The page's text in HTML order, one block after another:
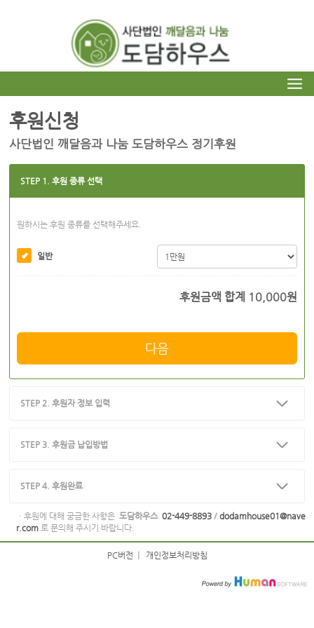
후원신청
사단법인 깨달음과 나눔 도담하우스 정기후원
STEP 1. 후원 종류 선택
원하시는 후원 종류를 선택해주세요.
일반
후원금액 합계 10,000원
다음
STEP 2. 후원자 정보 입력
STEP 3. 후원금 납입방법
STEP 4. 후원완료
ㆍ후원에 대해 궁금한 사항은 도담하우스02-449-8893 /dodamhouse01@nave
r.com 로 문의해 주시기 바랍니다.
PC버전 | 개인정보처리방침